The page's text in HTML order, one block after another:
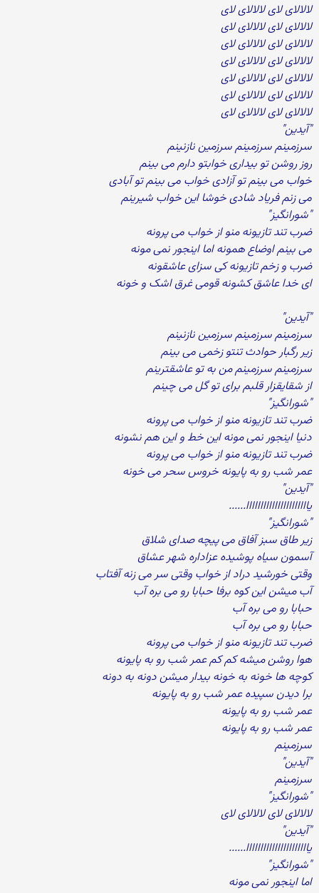
لالالای لای لالالای لای
لالالای لای لالالای لای
لالالای لای لالالای لای
لالالای لای لالالای لای
لالالای لای لالالای لای
لالالای لای لالالای لای
لالالای لای لالالای لای
"آیدین"
سرزمینم سرزمینم سرزمین نازنینم
روز روشن تو بیداری خوابتو دارم می بینم
خواب می بینم تو آزادی خواب می بینم تو آبادی
می زنم فریاد شادی خوشا این خواب شیرینم
"شورانگیز"
ضرب تند تازیونه منو از خواب می پرونه
می بینم اوضاع همونه اما اینجور نمی مونه
ضرب و زخم تازیونه کی سزای عاشقونه
ای خدا عاشق کشونه قومی غرق اشک و خونه
"آیدین"
سرزمینم سرزمینم سرزمین نازنینم
زیر رگبار حوادث تنتو زخمی می بینم
سرزمینم سرزمینم من به تو عاشقترینم
از شقایقزار قلبم برای تو گل می چینم
"شورانگیز"
ضرب تند تازیونه منو از خواب می پرونه
دنیا اینجور نمی مونه این خط و این هم نشونه
ضرب تند تازیونه منو از خواب می پرونه
عمر شب رو به پایونه خروس سحر می خونه
"آیدین"
یاااااااااااااااااااااا......
"شورانگیز"
زیر طاق سبز آفاق می پیچه صدای شلاق
آسمون سیاه پوشیده عزاداره شهر عشاق
وقتی خورشید دراد از خواب وقتی سر می زنه آفتاب
آب میشن این کوه برفا حبابا رو می بره آب
حبابا رو می بره آب
حبابا رو می بره آب
ضرب تند تازیونه منو از خواب می پرونه
هوا روشن میشه کم کم عمر شب رو به پایونه
کوچه ها خونه به خونه بیدار میشن دونه به دونه
برا دیدن سپیده عمر شب رو به پایونه
عمر شب رو به پایونه
عمر شب رو به پایونه
سرزمینم
"آیدین"
سرزمینم
"شورانگیز"
لالالای لای لالالای لای
"آیدین"
یاااااااااااااااااااااا......
"شورانگیز"
اما اینجور نمی مونه